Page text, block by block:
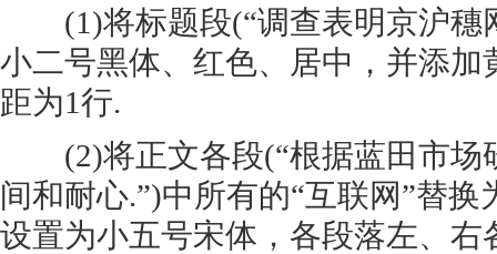
(1)将标题段(“调查表明京沪穗
小二号黑体、红色、居中，并添加
距为1行.
(2)将正文各段(“根据蓝田市场
间和耐心.”)中所有的“互联网”替换
设置为小五号宋体，各段落左、右